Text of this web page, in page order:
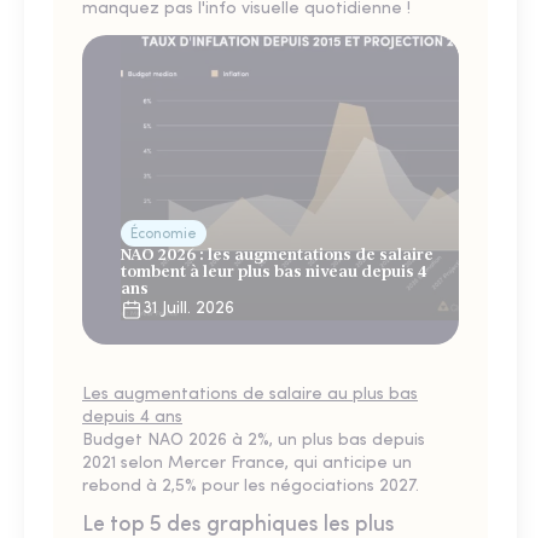
manquez pas l'info visuelle quotidienne !
Économie
NAO 2026 : les augmentations de salaire
tombent à leur plus bas niveau depuis 4
ans
31 Juill. 2026
Les augmentations de salaire au plus bas
depuis 4 ans
Budget NAO 2026 à 2%, un plus bas depuis
2021 selon Mercer France, qui anticipe un
rebond à 2,5% pour les négociations 2027.
Le top 5 des graphiques les plus